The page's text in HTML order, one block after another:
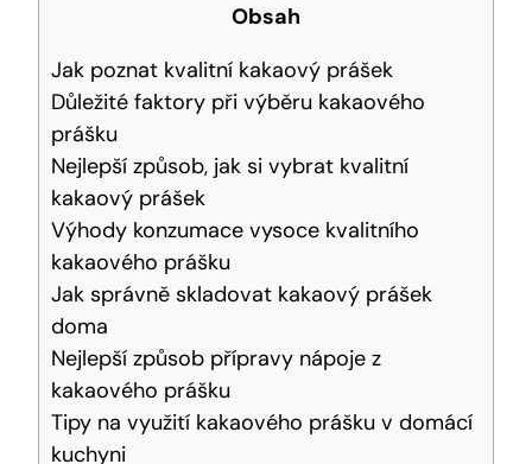
Obsah
Jak poznat kvalitní kakaový prášek
Důležité faktory při výběru kakaového
prášku
Nejlepší způsob, jak si vybrat kvalitní
kakaový prášek
Výhody konzumace vysoce kvalitního
kakaového prášku
Jak správně skladovat kakaový prášek
doma
Nejlepší způsob přípravy nápoje z
kakaového prášku
Tipy na využití kakaového prášku v domácí
kuchyni